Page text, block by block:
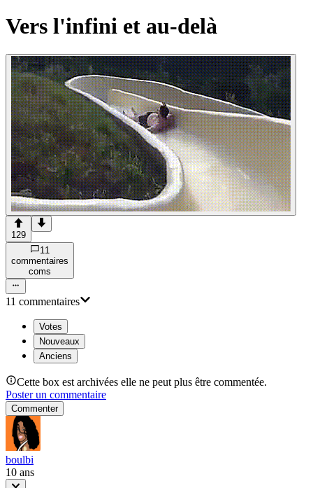
Vers l'infini et au-delà
129
11
commentaires
coms
11 commentaires
Votes
Nouveaux
Anciens
Cette box est archivées elle ne peut plus être commentée.
Poster un commentaire
Commenter
boulbi
10 ans